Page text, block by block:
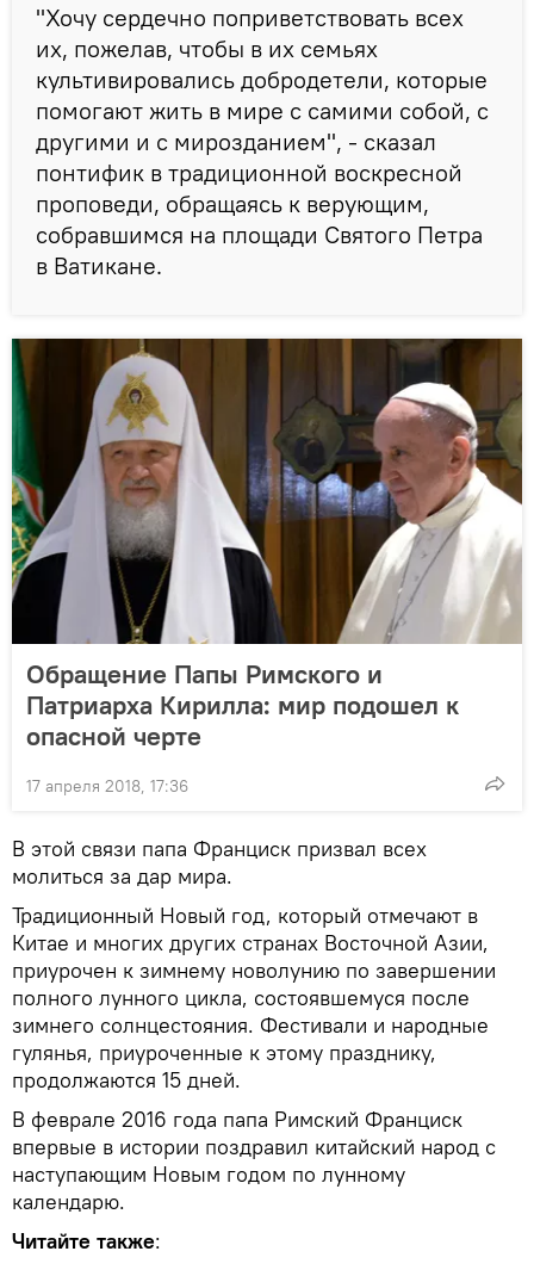
"Хочу сердечно поприветствовать всех
их, пожелав, чтобы в их семьях
культивировались добродетели, которые
помогают жить в мире с самими собой, с
другими и с мирозданием", - сказал
понтифик в традиционной воскресной
проповеди, обращаясь к верующим,
собравшимся на площади Святого Петра
в Ватикане.
Обращение Папы Римского и
Патриарха Кирилла: мир подошел к
опасной черте
17 апреля 2018, 17:36
В этой связи папа Франциск призвал всех
молиться за дар мира.
Традиционный Новый год, который отмечают в
Китае и многих других странах Восточной Азии,
приурочен к зимнему новолунию по завершении
полного лунного цикла, состоявшемуся после
зимнего солнцестояния. Фестивали и народные
гулянья, приуроченные к этому празднику,
продолжаются 15 дней.
В феврале 2016 года папа Римский Франциск
впервые в истории поздравил китайский народ с
наступающим Новым годом по лунному
календарю.
Читайте также: